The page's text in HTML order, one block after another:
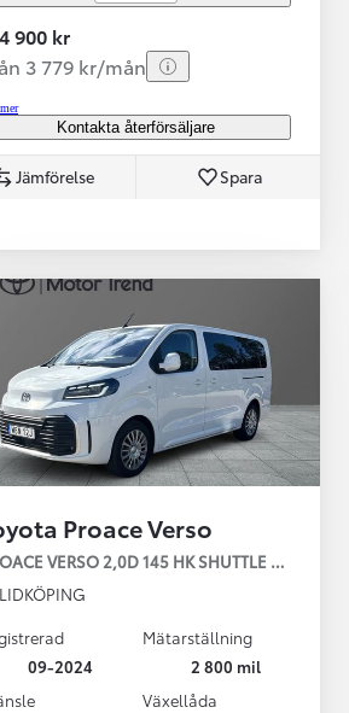
900 kr
3 779 kr/mån
Kontakta återförsäljare
Jämförelse Spara
Proace Verso
VERSO 2,0D 145 HK SHUTTLE
LIDKÖPING
09-2024
Mätarställning
2 800 mil
Växellåda